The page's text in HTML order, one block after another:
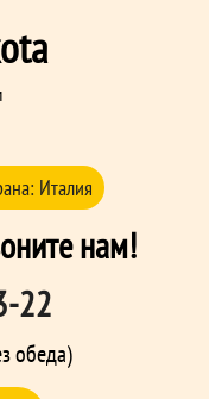
Италия
нам!
22
обеда)